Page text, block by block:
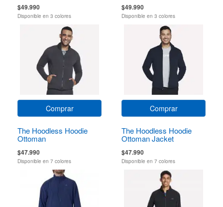
$49.990
Disponible en 3 colores
$49.990
Disponible en 3 colores
Comprar
The Hoodless Hoodie
Ottoman
$47.990
Disponible en 7 colores
Comprar
The Hoodless Hoodie
Ottoman Jacket
$47.990
Disponible en 7 colores